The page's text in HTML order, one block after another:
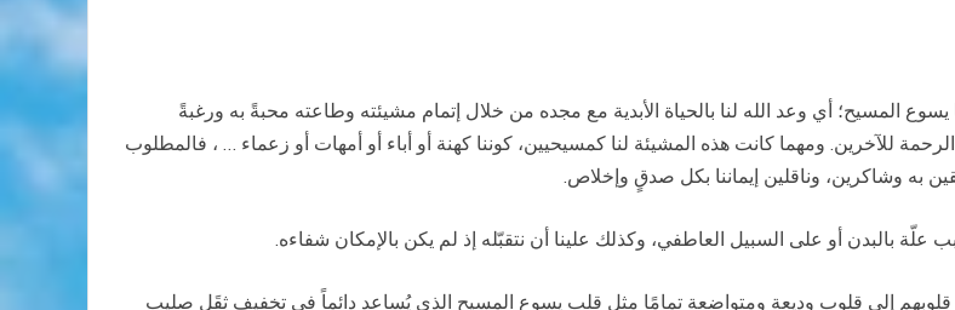
المسيح؛ أي وعد الله لنا بالحياة الأبدية مع مجده من خلال إتمام مشيئته وطاعته محبةً به ورغبةً
للآخرين. ومهما كانت هذه المشيئة لنا كمسيحيين، كوننا كهنة أو أباء أو أمهات أو زعماء … ، فالمطلوب
به وشاكرين، وناقلين إيماننا بكل صدقٍ وإخلاص.
بالبدن أو على السبيل العاطفي، وكذلك علينا أن نتقبّله إذ لم يكن بالإمكان شفاءه.
قلوبهم إلى قلوبٍ وديعة ومتواضعة تمامًا مثل قلب يسوع المسيح الذي يُساعد دائماً في تخفيف ثِقل صليب